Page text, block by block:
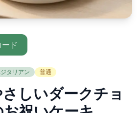
ド
タリアン 普通
しいダークチョ